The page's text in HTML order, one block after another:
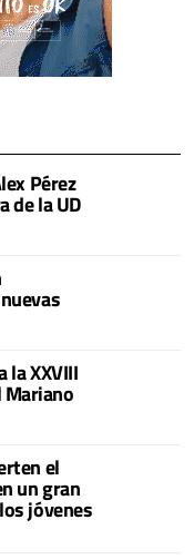
Pérez
de la UD
la XXVIII
el
un gran
jóvenes